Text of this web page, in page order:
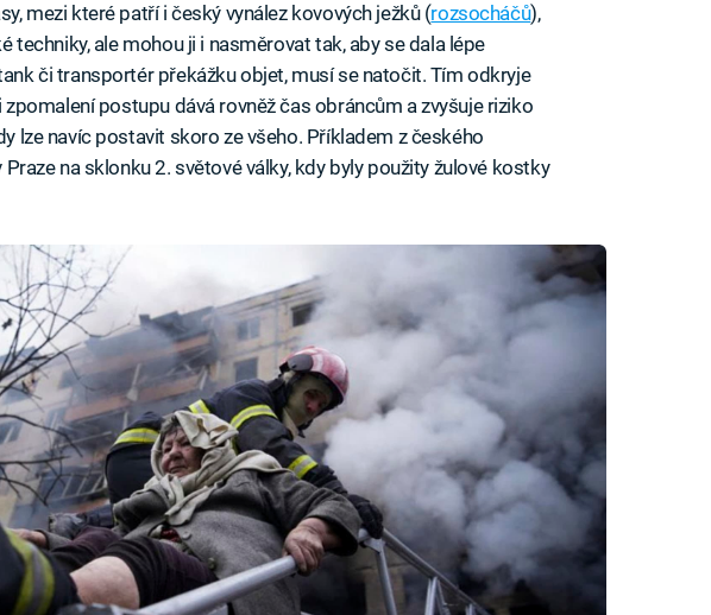
mezi které patří i český vynález kovových ježků (rozsocháčů),
techniky, ale mohou ji i nasměrovat tak, aby se dala lépe
či transportér překážku objet, musí se natočit. Tím odkryje
postupu dává rovněž čas obráncům a zvyšuje riziko
lze navíc postavit skoro ze všeho. Příkladem z českého
na sklonku 2. světové války, kdy byly použity žulové kostky